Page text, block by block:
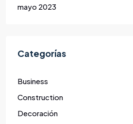
mayo 2023
Categorías
Business
Construction
Decoración